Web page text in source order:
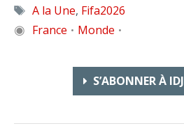
Étiquettes
A la Une, Fifa2026
◉ France • Monde •
S’ABONNER À IDJ